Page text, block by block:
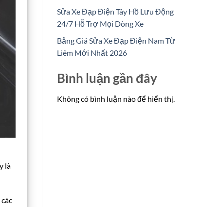
là
Sửa Xe Đạp Điện Tây Hồ Lưu Động
24/7 Hỗ Trợ Mọi Dòng Xe
Bảng Giá Sửa Xe Đạp Điện Nam Từ
Liêm Mới Nhất 2026
Bình luận gần đây
Không có bình luận nào để hiển thị.